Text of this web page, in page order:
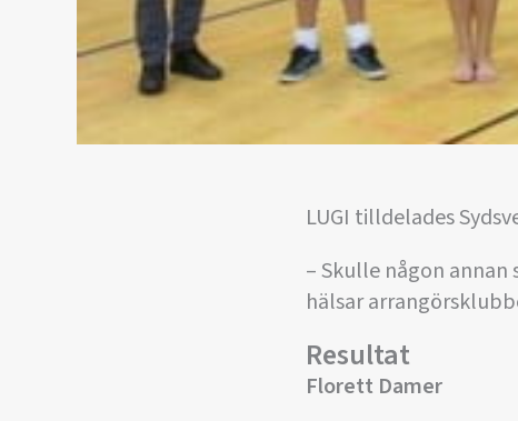
LUGI tilldelades
– Skulle någon
hälsar
Resultat
Florett Damer